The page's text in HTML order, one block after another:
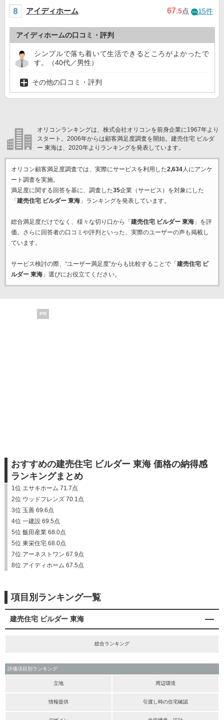
アイディホーム 67.5点 15件
アイディホームの口コミ・評判
シンプルで落ち着いて生活できるところがよかったで
す。（40代／男性）
その他の口コミ・評判
オリコンランキングは、株式会社オリコンを前身企業に1967年より
スタート。2006年からは顧客満足度調査を開始。建売住宅 ビルダ
ー 東海は、2020年よりランキングを発表しています。
オリコン顧客満足度調査では、実際にサービスを利用した2,634人にアンケ
ート調査を実施。
満足度に関する回答を基に、調査した35企業（サービス）を対象にした
「 建売住宅 ビルダー 東海」ランキングを発表しています。
総合満足度だけでなく、様々な切り口から「 建売住宅 ビルダー 東海」を評
価。さらに回答者の口コミや評判といった、実際のユーザーの声も掲載し
ています。
サービス検討の際、“ユーザー満足度”からも比較することで「 建売住宅 ビ
ルダー 東海」選びにお役立てください。
PR
おすすめの建売住宅 ビルダー 東海 価格の納得感
ランキングまとめ
1位 エサキホーム 71.7点
2位 ウッドフレンズ 70.1点
3位 玉善 69.6点
4位 一建設 69.5点
5位 飯田産業 68.0点
5位 東栄住宅 68.0点
7位 アーネストワン 67.9点
8位 アイディホーム 67.5点
項目別ランキング一覧
建売住宅 ビルダー 東海
総合ランキング
評価項目別ランキング
立地 周辺環境
情報提供 引渡し時の住宅確認